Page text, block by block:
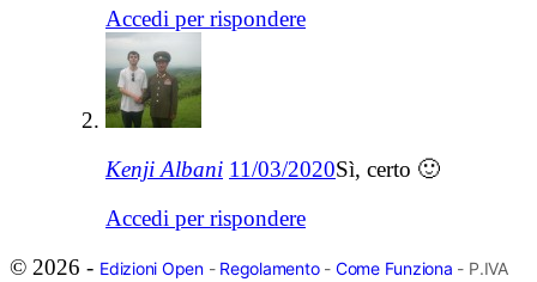
Accedi per rispondere
Kenji Albani 11/03/2020Sì, certo 🙂
Accedi per rispondere
© 2026 - Edizioni Open- Regolamento- Come Funziona - P.IVA